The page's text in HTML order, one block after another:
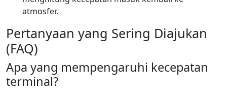
atmosfer.
Pertanyaan yang Sering Diajukan
(FAQ)
Apa yang mempengaruhi kecepatan
terminal?